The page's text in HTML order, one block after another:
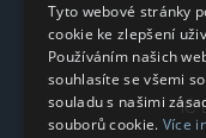
IČ
Tyto webové stránky
cookie ke zlepšení
Používáním našich
souhlasíte se všemi
souladu s našimi
souborů cookie. Více